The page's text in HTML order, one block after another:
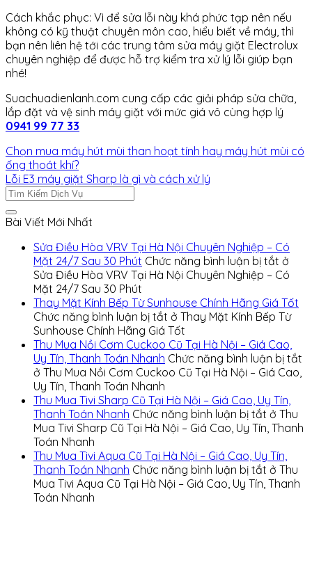
Cách khắc phục: Vì để sửa lỗi này khá phức tạp nên nếu
không có kỹ thuật chuyên môn cao, hiểu biết về máy, thì
bạn nên liên hệ tới các trung tâm sửa máy giặt Electrolux
chuyên nghiệp để được hỗ trợ kiểm tra xử lý lỗi giúp bạn
nhé!
Suachuadienlanh.com cung cấp các giải pháp sửa chữa,
lắp đặt và vệ sinh máy giặt với mức giá vô cùng hợp lý
0941 99 77 33
Chọn mua máy hút mùi than hoạt tính hay máy hút mùi có
ống thoát khí?
Lỗi E3 máy giặt Sharp là gì và cách xử lý
Bài Viết Mới Nhất
Sửa Điều Hòa VRV Tại Hà Nội Chuyên Nghiệp – Có
Mặt 24/7 Sau 30 Phút Chức năng bình luận bị tắt ở
Sửa Điều Hòa VRV Tại Hà Nội Chuyên Nghiệp – Có
Mặt 24/7 Sau 30 Phút
Thay Mặt Kính Bếp Từ Sunhouse Chính Hãng Giá Tốt
Chức năng bình luận bị tắt ở Thay Mặt Kính Bếp Từ
Sunhouse Chính Hãng Giá Tốt
Thu Mua Nồi Cơm Cuckoo Cũ Tại Hà Nội – Giá Cao,
Uy Tín, Thanh Toán Nhanh Chức năng bình luận bị tắt
ở Thu Mua Nồi Cơm Cuckoo Cũ Tại Hà Nội – Giá Cao,
Uy Tín, Thanh Toán Nhanh
Thu Mua Tivi Sharp Cũ Tại Hà Nội – Giá Cao, Uy Tín,
Thanh Toán Nhanh Chức năng bình luận bị tắt ở Thu
Mua Tivi Sharp Cũ Tại Hà Nội – Giá Cao, Uy Tín, Thanh
Toán Nhanh
Thu Mua Tivi Aqua Cũ Tại Hà Nội – Giá Cao, Uy Tín,
Thanh Toán Nhanh Chức năng bình luận bị tắt ở Thu
Mua Tivi Aqua Cũ Tại Hà Nội – Giá Cao, Uy Tín, Thanh
Toán Nhanh